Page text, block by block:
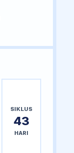
SIKLUS
43
HARI